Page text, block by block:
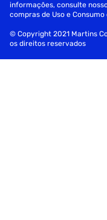
informações, consulte
compras de Uso e Consumo
© Copyright 2021 Martins
os direitos reservados